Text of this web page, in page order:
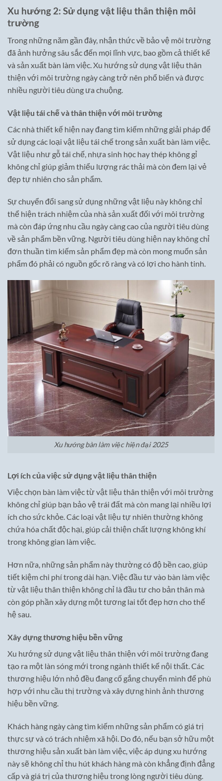
Xu hướng 2: Sử dụng vật liệu thân thiện môi
trường
Trong những năm gần đây, nhận thức về bảo vệ môi trường
đã ảnh hưởng sâu sắc đến mọi lĩnh vực, bao gồm cả thiết kế
và sản xuất bàn làm việc. Xu hướng sử dụng vật liệu thân
thiện với môi trường ngày càng trở nên phổ biến và được
nhiều người tiêu dùng ưa chuộng.
Vật liệu tái chế và thân thiện với môi trường
Các nhà thiết kế hiện nay đang tìm kiếm những giải pháp để
sử dụng các loại vật liệu tái chế trong sản xuất bàn làm việc.
Vật liệu như gỗ tái chế, nhựa sinh học hay thép không gỉ
không chỉ giúp giảm thiểu lượng rác thải mà còn đem lại vẻ
đẹp tự nhiên cho sản phẩm.
Sự chuyển đổi sang sử dụng những vật liệu này không chỉ
thể hiện trách nhiệm của nhà sản xuất đối với môi trường
mà còn đáp ứng nhu cầu ngày càng cao của người tiêu dùng
về sản phẩm bền vững. Người tiêu dùng hiện nay không chỉ
đơn thuần tìm kiếm sản phẩm đẹp mà còn mong muốn sản
phẩm đó phải có nguồn gốc rõ ràng và có lợi cho hành tinh.
Xu hướng bàn làm việc hiện đại 2025
Lợi ích của việc sử dụng vật liệu thân thiện
Việc chọn bàn làm việc từ vật liệu thân thiện với môi trường
không chỉ giúp bạn bảo vệ trái đất mà còn mang lại nhiều lợi
ích cho sức khỏe. Các loại vật liệu tự nhiên thường không
chứa hóa chất độc hại, giúp cải thiện chất lượng không khí
trong không gian làm việc.
Hơn nữa, những sản phẩm này thường có độ bền cao, giúp
tiết kiệm chi phí trong dài hạn. Việc đầu tư vào bàn làm việc
từ vật liệu thân thiện không chỉ là đầu tư cho bản thân mà
còn góp phần xây dựng một tương lai tốt đẹp hơn cho thế
hệ sau.
Xây dựng thương hiệu bền vững
Xu hướng sử dụng vật liệu thân thiện với môi trường đang
tạo ra một làn sóng mới trong ngành thiết kế nội thất. Các
thương hiệu lớn nhỏ đều đang cố gắng chuyển mình để phù
hợp với nhu cầu thị trường và xây dựng hình ảnh thương
hiệu bền vững.
Khách hàng ngày càng tìm kiếm những sản phẩm có giá trị
thực sự và có trách nhiệm xã hội. Do đó, nếu bạn sở hữu một
thương hiệu sản xuất bàn làm việc, việc áp dụng xu hướng
này sẽ không chỉ thu hút khách hàng mà còn khẳng định đẳng
cấp và giá trị của thương hiệu trong lòng người tiêu dùng.